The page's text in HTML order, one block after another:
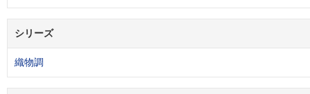
シリーズ
織物調